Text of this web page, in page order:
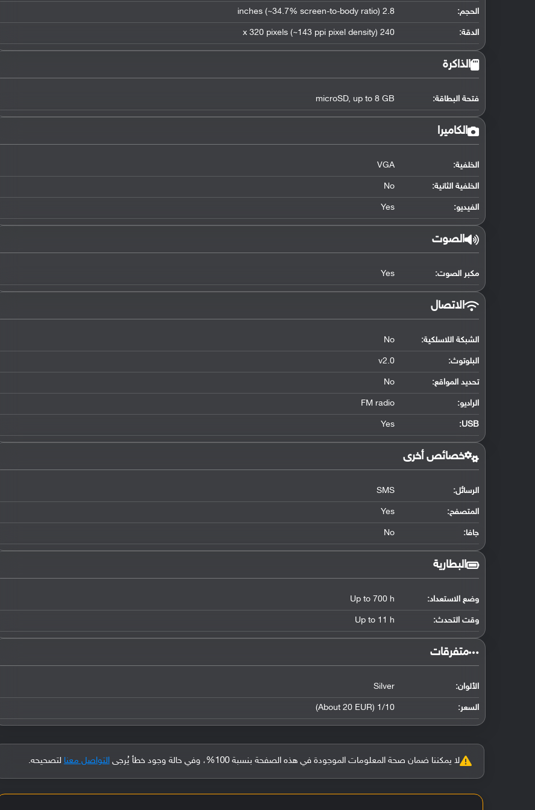
الحجم: 2.8 inches (~34.7% screen-to-body ratio)
الدقة: 240 x 320 pixels (~143 ppi pixel density)
الذاكرة
فتحة البطاقة: microSD, up to 8 GB
الكاميرا
الخلفية: VGA
الخلفية الثانية: No
الفيديو: Yes
الصوت
مكبر الصوت: Yes
الاتصال
الشبكة اللاسلكية: No
البلوتوث:
v2.0
تحديد المواقع:
No
الراديو: FM radio
USB
:
Yes
خصائص أخرى
الرسائل: SMS
المتصفح: Yes
جافا: No
البطارية
وضع الاستعداد: Up to 700 h
وقت التحدث: Up to 11 h
‏متفرقات‏
الألوان: Silver
السعر: 1/10 (About 20 EUR)
لا يمكننا ضمان صحة المعلومات الموجودة في هذه الصفحة بنسبة 100%، وفي حالة وجود خطأ يُرجى التواصل معنا لتصحيحه.